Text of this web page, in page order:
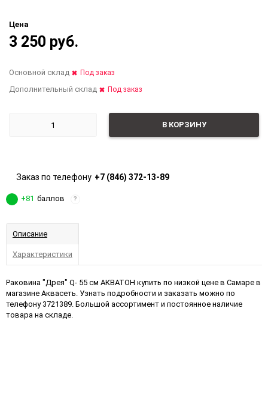
Цена
3 250 руб.
В КОРЗИНУ
Основной склад Под заказ
Дополнительный склад Под заказ
Заказ по телефону +7 (846) 372-13-89
+81 баллов ?
Описание
Характеристики
Раковина "Дрея" Q- 55 см АКВАТОН купить по низкой цене в Самаре в
магазине Аквасеть. Узнать подробности и заказать можно по
телефону 3721389. Большой ассортимент и постоянное наличие
товара на складе.